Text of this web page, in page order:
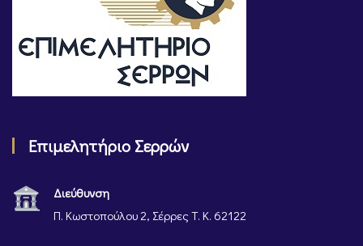
Επιμελητήριο Σερρών
Διεύθυνση
Π. Κωστοπούλου 2, Σέρρες Τ. Κ. 62122